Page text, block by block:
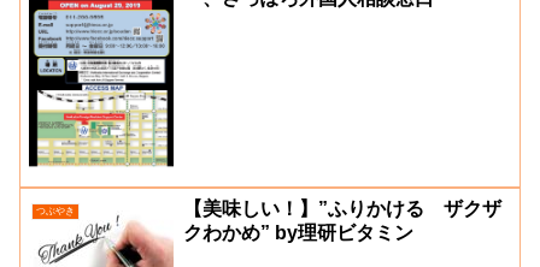
つぶやき
【美味しい！】”ふりかける ザクザ
クわかめ” by理研ビタミン